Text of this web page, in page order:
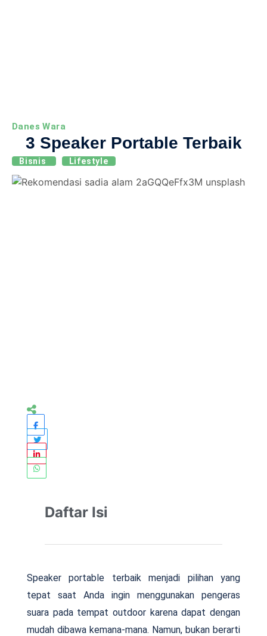
Danes Wara
3 Speaker Portable Terbaik
Bisnis Lifestyle
Daftar Isi
Speaker portable terbaik menjadi pilihan yang
tepat saat Anda ingin menggunakan pengeras
suara pada tempat outdoor karena dapat dengan
mudah dibawa kemana-mana. Namun, bukan berarti